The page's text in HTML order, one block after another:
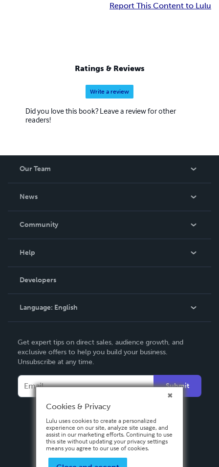
Report This Content to Lulu
Ratings & Reviews
Write a review
Did you love this book? Leave a review for other
readers!
Our Team
News
In The News
Community
Podcast
Help
Order Lookup
Knowledge Base
Contact Support
Developers
Language: English
Deutsch
Français
Italiano
Español
Get expert tips on direct sales, audience growth, and
exclusive offers to help you build your business.
Unsubscribe at any time.
Submit
Cookies & Privacy
Lulu uses cookies to create a personalized
experience on our site, analyze site usage, and
assist in our marketing efforts. Continuing to use
this site without updating your privacy settings
means you agree to our use of cookies.